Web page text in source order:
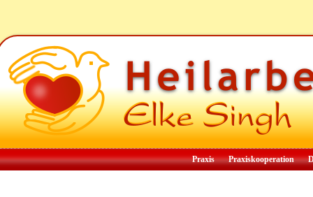
Praxis Praxiskooperation